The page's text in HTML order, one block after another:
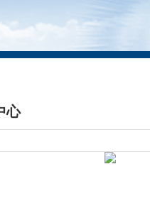
心
CENTER